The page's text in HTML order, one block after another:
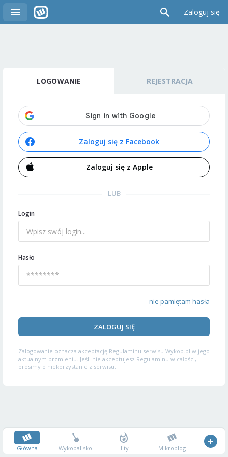
Zaloguj się
LOGOWANIE REJESTRACJA
Zaloguj się z Facebook
Zaloguj się z Apple
LUB
Login
Hasło
nie pamiętam hasła
ZALOGUJ SIĘ
Zalogowanie oznacza akceptację Regulaminu serwisu Wykop.pl w jego
aktualnym brzmieniu. Jeśli nie akceptujesz Regulaminu w całości,
prosimy o niekorzystanie z serwisu.
Główna Wykopalisko Hity Mikroblog